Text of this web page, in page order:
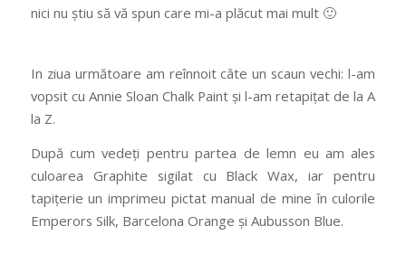
nici nu știu să vă spun care mi-a plăcut mai mult 🙂
In ziua următoare am reînnoit câte un scaun vechi: l-am
vopsit cu Annie Sloan Chalk Paint și l-am retapițat de la A
la Z.
După cum vedeți pentru partea de lemn eu am ales
culoarea Graphite sigilat cu Black Wax, iar pentru
tapițerie un imprimeu pictat manual de mine în culorile
Emperors Silk, Barcelona Orange și Aubusson Blue.